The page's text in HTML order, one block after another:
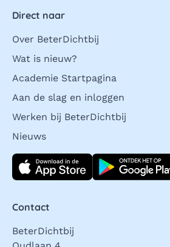
Direct naar
Over BeterDichtbij
Wat is nieuw?
Academie Startpagina
Aan de slag en inloggen
Werken bij BeterDichtbij
Nieuws
Download direct
Contact
BeterDichtbij